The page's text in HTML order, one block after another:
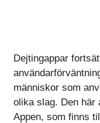
Dejtingappar
människor som
olika slag. Den här
Appen, som finns